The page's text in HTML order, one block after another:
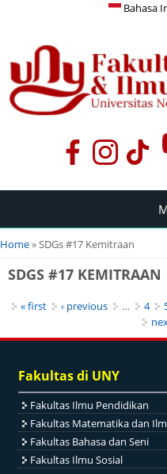
Bahasa
You are here
Home» SDGs #17 Kemitraan
SDGS #17 KEMITRAAN
Pages
« first ‹ previous … 4
Fakultas di UNY
Fakultas Ilmu Pendidikan
Fakultas Matematika dan
Fakultas Bahasa dan Seni
Fakultas Ilmu Sosial